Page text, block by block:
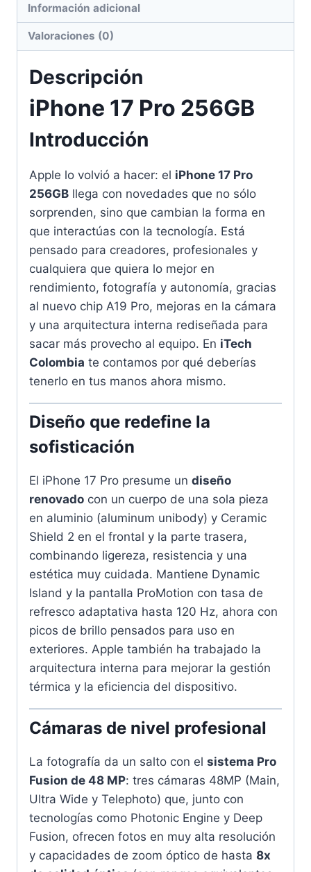
Información adicional
Valoraciones (0)
Descripción
iPhone 17 Pro 256GB
Introducción
Apple lo volvió a hacer: el iPhone 17 Pro
256GB llega con novedades que no sólo
sorprenden, sino que cambian la forma en
que interactúas con la tecnología. Está
pensado para creadores, profesionales y
cualquiera que quiera lo mejor en
rendimiento, fotografía y autonomía, gracias
al nuevo chip A19 Pro, mejoras en la cámara
y una arquitectura interna rediseñada para
sacar más provecho al equipo. En iTech
Colombia te contamos por qué deberías
tenerlo en tus manos ahora mismo.
Diseño que redefine la
sofisticación
El iPhone 17 Pro presume un diseño
renovado con un cuerpo de una sola pieza
en aluminio (aluminum unibody) y Ceramic
Shield 2 en el frontal y la parte trasera,
combinando ligereza, resistencia y una
estética muy cuidada. Mantiene Dynamic
Island y la pantalla ProMotion con tasa de
refresco adaptativa hasta 120 Hz, ahora con
picos de brillo pensados para uso en
exteriores. Apple también ha trabajado la
arquitectura interna para mejorar la gestión
térmica y la eficiencia del dispositivo.
Cámaras de nivel profesional
La fotografía da un salto con el sistema Pro
Fusion de 48 MP: tres cámaras 48MP (Main,
Ultra Wide y Telephoto) que, junto con
tecnologías como Photonic Engine y Deep
Fusion, ofrecen fotos en muy alta resolución
y capacidades de zoom óptico de hasta 8x